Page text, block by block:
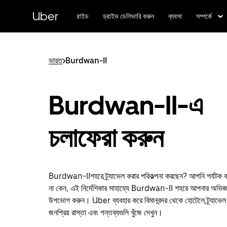
বিষয়সূচিতে
Uber রাইড ড্রাইভ ডেলিভারি করুন ব্যবসা সম্পর্কে
ভারত>Burdwan-II
Burdwan-II-এ
চলাফেরা করুন
Burdwan-IIশহরে ট্র্যাভেল করার পরিকল্পনা করছেন? আপনি পর্যটক বা
না কেন, এই নির্দেশিকার সাহায্যে Burdwan-II শহরে আপনার
উপভোগ করুন। Uber ব্যবহার করে বিমানবন্দর থেকে হোটেলে
জনপ্রিয় রাস্তা এবং গন্তব্যগুলি খুঁজে দেখুন।